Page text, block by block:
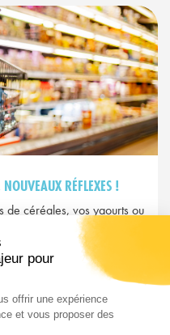
RÉFLEXES !
de céréales, vos yaourts ou
allant du A vert au E
: depuis 2025, il a
d’achat…